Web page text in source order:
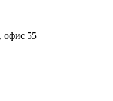
офис 55